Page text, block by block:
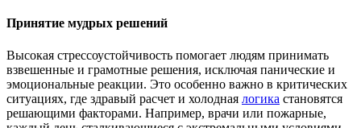
Принятие мудрых решений
Высокая стрессоустойчивость помогает людям принимать
взвешенные и грамотные решения, исключая панические и
эмоциональные реакции. Это особенно важно в критических
ситуациях, где здравый расчет и холодная логика становятся
решающими факторами. Например, врачи или пожарные,